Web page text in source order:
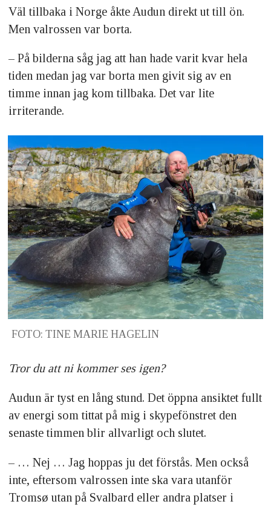
Väl tillbaka i Norge åkte Audun direkt ut till ön.
Men valrossen var borta.
– På bilderna såg jag att han hade varit kvar hela
tiden medan jag var borta men givit sig av en
timme innan jag kom tillbaka. Det var lite
irriterande.
FOTO: TINE MARIE HAGELIN
Tror du att ni kommer ses igen?
Audun är tyst en lång stund. Det öppna ansiktet fullt
av energi som tittat på mig i skypefönstret den
senaste timmen blir allvarligt och slutet.
– … Nej … Jag hoppas ju det förstås. Men också
inte, eftersom valrossen inte ska vara utanför
Tromsø utan på Svalbard eller andra platser i